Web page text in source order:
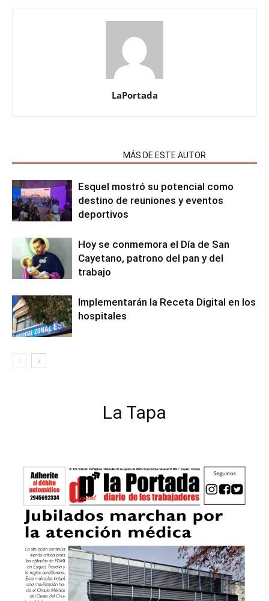
LaPortada
MÁS DE ESTE AUTOR
Esquel mostró su potencial como
destino de reuniones y eventos
deportivos
Hoy se conmemora el Día de San
Cayetano, patrono del pan y del
trabajo
Implementarán la Receta Digital en los
hospitales
La Tapa